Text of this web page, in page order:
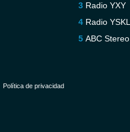
Radio YXY
Radio
ABC Stereo
Política de privacidad